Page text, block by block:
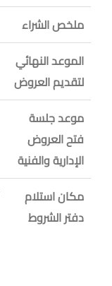
ملخص الشراء
الموعد النهائي
لتقديم العروض
موعد جلسة
فتح العروض
الإدارية والفنية
مكان استلام
دفتر الشروط